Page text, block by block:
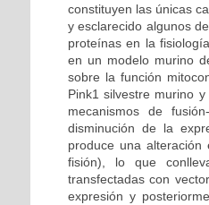
constituyen las únicas
y esclarecido algunos
proteínas en la
en un modelo murino
sobre la función
Pink1 silvestre murino
mecanismos de
disminución de la
produce una
fisión), lo que
transfectadas con
expresión y